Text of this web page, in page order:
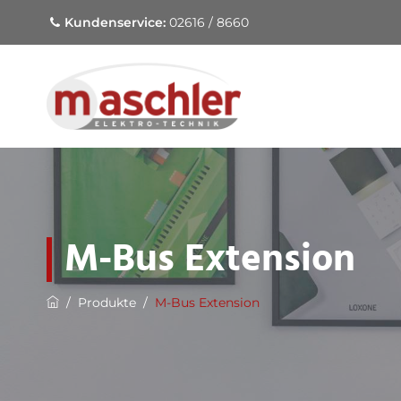
Kundenservice: 02616 / 8660
M-Bus Extension
/ Produkte / M-Bus Extension